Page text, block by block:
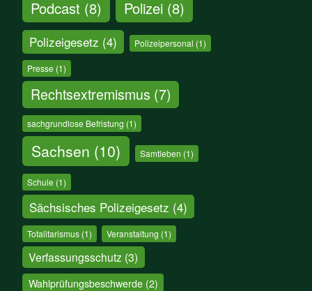
Podcast (8) Polizei (8)
Polizeigesetz (4) Polizeipersonal (1)
Presse (1)
Rechtsextremismus (7)
sachgrundlose Befristung (1)
Sachsen (10) Samtleben (1)
Schule (1)
Sächsisches Polizeigesetz (4)
Totalitarismus (1) Veranstaltung (1)
Verfassungsschutz (3)
Wahlprüfungsbeschwerde(2)